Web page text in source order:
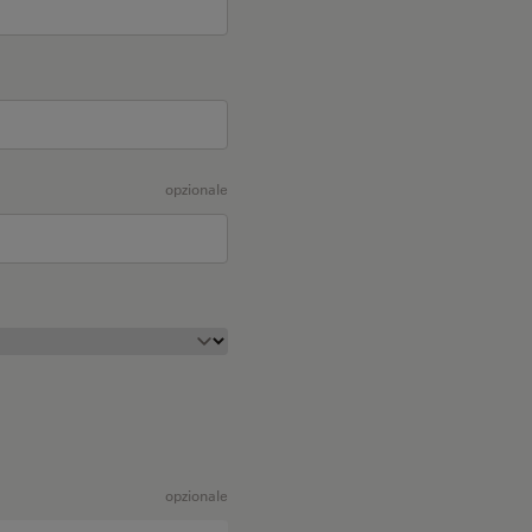
opzionale
opzionale